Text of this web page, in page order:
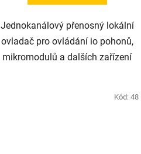
Jednokanálový přenosný lokální
ovladač pro ovládání io pohonů,
mikromodulů a dalších zařízení
Kód: 48